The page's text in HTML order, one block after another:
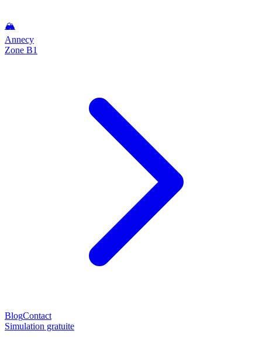
🏔️
Annecy
Zone B1
BlogContact
Simulation gratuite